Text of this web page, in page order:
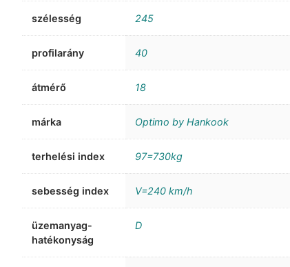
szélesség 245
profilarány 40
átmérő 18
márka Optimo by Hankook
terhelési index 97=730kg
sebesség index V=240 km/h
üzemanyag-
hatékonyság
D